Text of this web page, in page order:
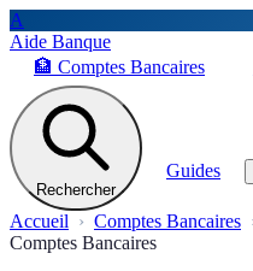
A
Aide Banque
🏦 Comptes Bancaires
Rechercher
Guides
Accueil Comptes Bancaires
Comptes Bancaires